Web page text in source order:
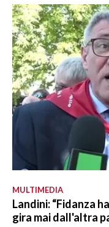
MULTIMEDIA
Landini: “Fidanza
gira mai dall'altra